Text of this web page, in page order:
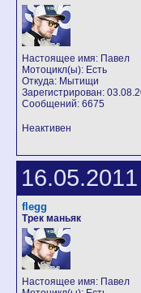
Настоящее имя: Павел
Мотоцикл(ы): Есть
Откуда: Мытищи
Зарегистрирован:
Сообщений: 6675
Неактивен
flegg
Трек маньяк
Настоящее имя: Павел